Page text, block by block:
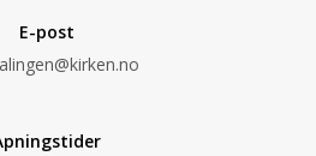
E-post